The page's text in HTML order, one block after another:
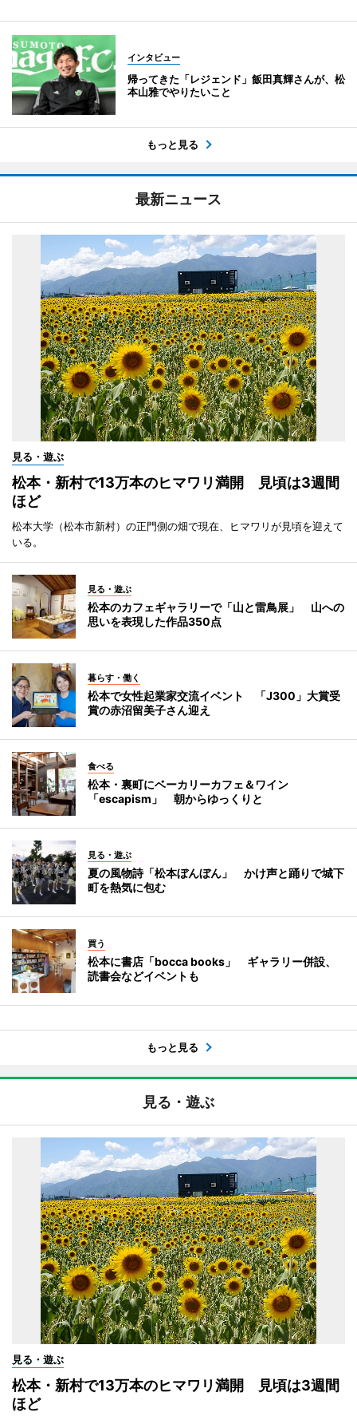
インタビュー
帰ってきた「レジェンド」飯田真輝さんが、松
本山雅でやりたいこと
もっと見る
最新ニュース
見る・遊ぶ
松本・新村で13万本のヒマワリ満開 見頃は3週間
ほど
松本大学（松本市新村）の正門側の畑で現在、ヒマワリが見頃を迎えて
いる。
見る・遊ぶ
松本のカフェギャラリーで「山と雷鳥展」 山への
思いを表現した作品350点
暮らす・働く
松本で女性起業家交流イベント 「J300」大賞受
賞の赤沼留美子さん迎え
食べる
松本・裏町にベーカリーカフェ＆ワイン
「escapism」 朝からゆっくりと
見る・遊ぶ
夏の風物詩「松本ぼんぼん」 かけ声と踊りで城下
町を熱気に包む
買う
松本に書店「bocca books」 ギャラリー併設、
読書会などイベントも
もっと見る
見る・遊ぶ
見る・遊ぶ
松本・新村で13万本のヒマワリ満開 見頃は3週間
ほど